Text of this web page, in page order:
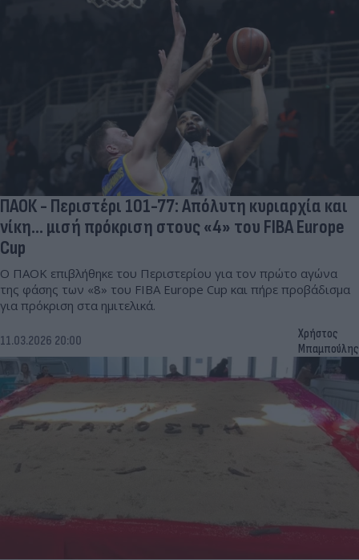
ΠΑΟΚ - Περιστέρι 101-77: Απόλυτη κυριαρχία και
νίκη... μισή πρόκριση στους «4» του FIBA Europe
Cup
Ο ΠΑΟΚ επιβλήθηκε του Περιστερίου για τον πρώτο αγώνα
της φάσης των «8» του FIBA Europe Cup και πήρε προβάδισμα
για πρόκριση στα ημιτελικά.
11.03.2026 20:00
Χρήστος
Μπαμπούλης